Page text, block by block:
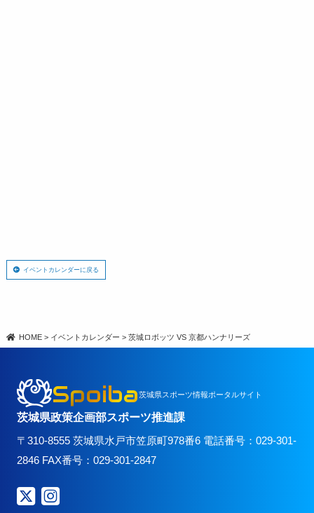
イベントカレンダーに戻る
HOME > イベントカレンダー >茨城ロボッツ VS 京都ハンナリーズ
Spoiba茨城県スポーツ情報ポータルサイト
茨城県政策企画部スポーツ推進課
〒310-8555 茨城県水戸市笠原町978番6 電話番号：029-301-
2846 FAX番号：029-301-2847